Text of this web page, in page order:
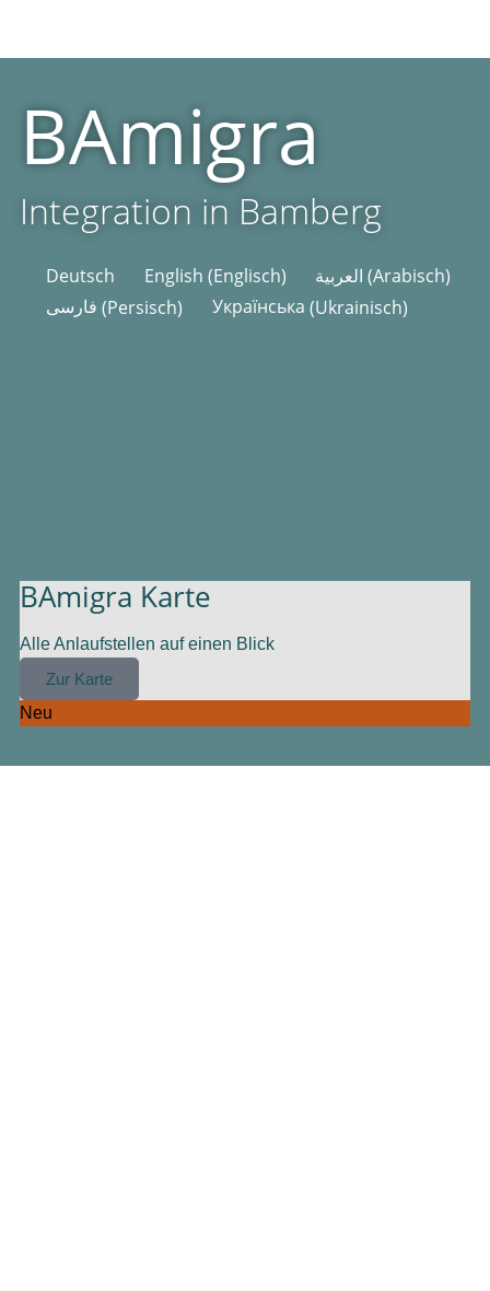
BAmigra
Integration in Bamberg
Deutsch English (Englisch) العربية (Arabisch)
فارسی (Persisch) Українська (Ukrainisch)
BAmigra Karte
Alle Anlaufstellen auf einen Blick
Zur Karte
Neu